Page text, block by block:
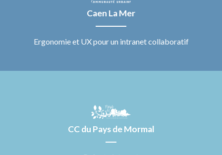
Caen La Mer
Ergonomie et UX pour un intranet collaboratif
CC du Pays de Mormal